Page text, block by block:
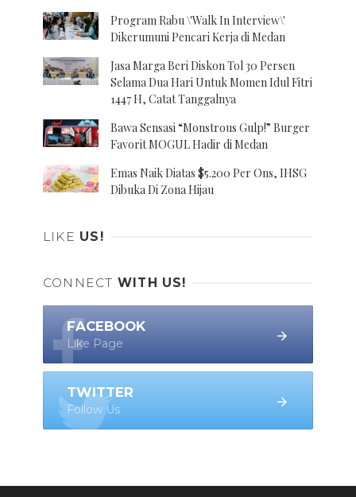
Program Rabu \'Walk In Interview\'
Dikerumuni Pencari Kerja di Medan
Jasa Marga Beri Diskon Tol 30 Persen
Selama Dua Hari Untuk Momen Idul Fitri
1447 H, Catat Tanggalnya
Bawa Sensasi “Monstrous Gulp!” Burger
Favorit MOGUL Hadir di Medan
Emas Naik Diatas $5.200 Per Ons, IHSG
Dibuka Di Zona Hijau
LIKE US!
CONNECT WITH US!
FACEBOOK
Like Page
TWITTER
Follow Us